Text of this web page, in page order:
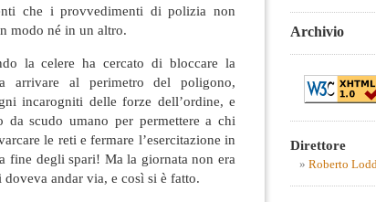
che i provvedimenti di polizia non
modo né in un altro.
la celere ha cercato di bloccare la
arrivare al perimetro del poligono,
incarogniti delle forze dell’ordine, e
da scudo umano per permettere a chi
le reti e fermare l’esercitazione in
fine degli spari! Ma la giornata non era
andar via, e così si è fatto.
Archivio
Direttore
Roberto